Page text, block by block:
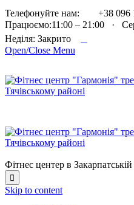
Телефонуйте нам:
+38 096
Працюємо:11:00 – 21:00 ·
Неділя: Закрито
Open/Close Menu
Фітнес центер в Закарпатській

Skip to content